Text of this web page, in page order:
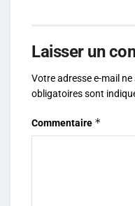
Laisser un
Votre adresse e-mail
obligatoires sont
Commentaire *